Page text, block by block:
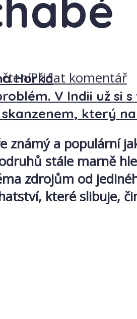
Přidat komentář
Horká
V Indii už si
který
známý a populární
stále marně
zdrojům od
které slibuje,